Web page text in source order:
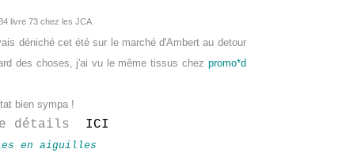
livre 73 chez les JCA
déniché cet été sur le marché d'Ambert au detour
des choses, j'ai vu le même tissus chez promo*d
bien sympa !
détails ICI
en aiguilles